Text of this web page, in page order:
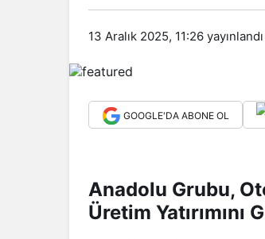
13 Aralık 2025, 11:26 yayınlandı
GOOGLE'DA ABONE OL
Anadolu Grubu,
Üretim Yatırımını